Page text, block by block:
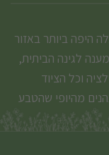
היפה ביותר באזור
לגינה הביתית,
וכל הציוד
מהיופי שהטבע